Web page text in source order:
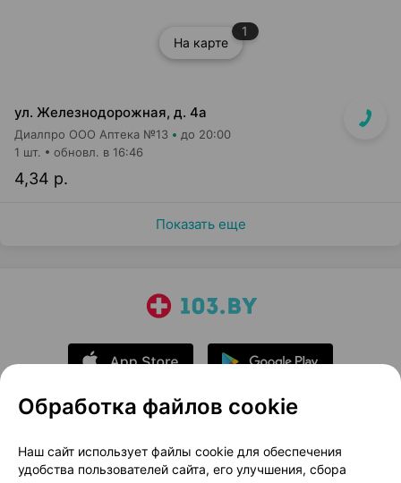
На карте
1
ул. Железнодорожная, д. 4а
Диалпро ООО Аптека №13 до 20:00
4,34 р.
1 шт. обновл. в 16:46
Показать еще
О проекте
Новости проекта
Размещение рекламы
Медицинский маркетинг
Обработка файлов cookie
Наш сайт использует файлы cookie для обеспечения
удобства пользователей сайта, его улучшения, сбора